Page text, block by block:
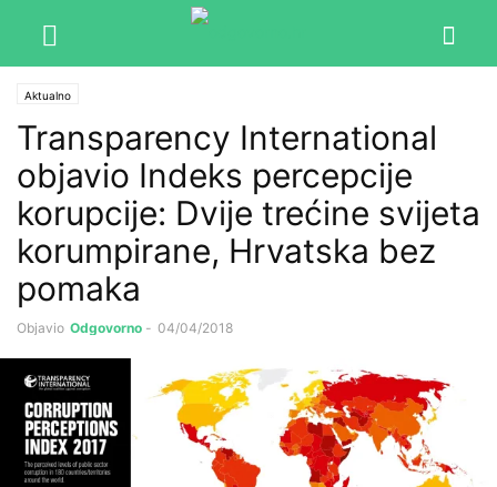
Aktualno
Transparency International
objavio Indeks percepcije
korupcije: Dvije trećine svijeta
korumpirane, Hrvatska bez
pomaka
Objavio Odgovorno - 04/04/2018